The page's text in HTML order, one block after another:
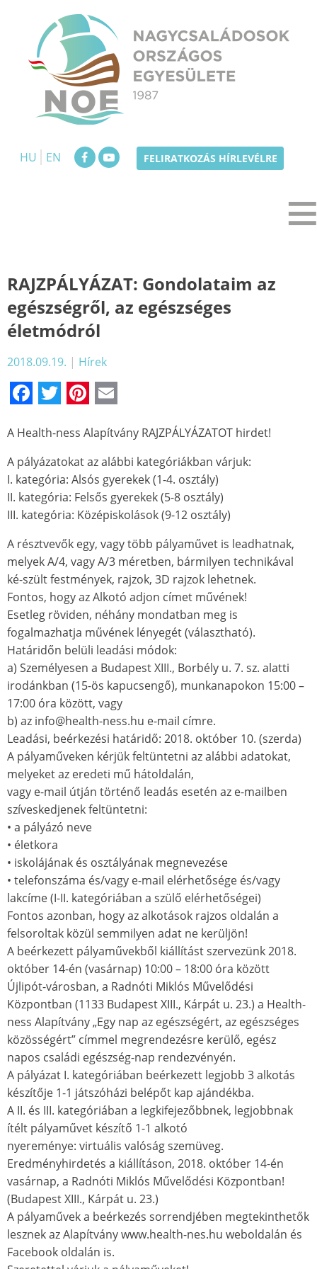
content
HU
EN FELIRATKOZÁS HÍRLEVÉLRE
RAJZPÁLYÁZAT: Gondolataim az
egészségről, az egészséges
életmódról
2018.09.19. | Hírek
Facebook
TwitterPinterest
A Health-ness Alapítvány RAJZPÁLYÁZATOT hirdet!
A pályázatokat az alábbi kategóriákban várjuk:
I. kategória: Alsós gyerekek (1-4. osztály)
II. kategória: Felsős gyerekek (5-8 osztály)
III. kategória: Középiskolások (9-12 osztály)
A résztvevők egy, vagy több pályaművet is leadhatnak,
melyek A/4, vagy A/3 méretben, bármilyen technikával
ké-szült festmények, rajzok, 3D rajzok lehetnek.
Fontos, hogy az Alkotó adjon címet művének!
Esetleg röviden, néhány mondatban meg is
fogalmazhatja művének lényegét (választható).
Határidőn belüli leadási módok:
a) Személyesen a Budapest XIII., Borbély u. 7. sz. alatti
irodánkban (15-ös kapucsengő), munkanapokon 15:00 –
17:00 óra között, vagy
b) az info@health-ness.hu e-mail címre.
Leadási, beérkezési határidő: 2018. október 10. (szerda)
A pályaműveken kérjük feltüntetni az alábbi adatokat,
melyeket az eredeti mű hátoldalán,
vagy e-mail útján történő leadás esetén az e-mailben
szíveskedjenek feltüntetni:
• a pályázó neve
• életkora
• iskolájának és osztályának megnevezése
• telefonszáma és/vagy e-mail elérhetősége és/vagy
lakcíme (I-II. kategóriában a szülő elérhetőségei)
Fontos azonban, hogy az alkotások rajzos oldalán a
felsoroltak közül semmilyen adat ne kerüljön!
A beérkezett pályaművekből kiállítást szervezünk 2018.
október 14-én (vasárnap) 10:00 – 18:00 óra között
Újlipót-városban, a Radnóti Miklós Művelődési
Központban (1133 Budapest XIII., Kárpát u. 23.) a Health-
ness Alapítvány „Egy nap az egészségért, az egészséges
közösségért” címmel megrendezésre kerülő, egész
napos családi egészség-nap rendezvényén.
A pályázat I. kategóriában beérkezett legjobb 3 alkotás
készítője 1-1 játszóházi belépőt kap ajándékba.
A II. és III. kategóriában a legkifejezőbbnek, legjobbnak
ítélt pályaművet készítő 1-1 alkotó
nyereménye: virtuális valóság szemüveg.
Eredményhirdetés a kiállításon, 2018. október 14-én
vasárnap, a Radnóti Miklós Művelődési Központban!
(Budapest XIII., Kárpát u. 23.)
A pályaművek a beérkezés sorrendjében megtekinthetők
lesznek az Alapítvány www.health-nes.hu weboldalán és
Facebook oldalán is.